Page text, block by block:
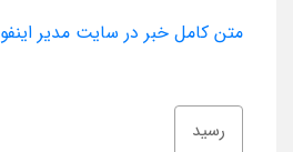
متن کامل خبر در سایت مدیر اینفو
رسید